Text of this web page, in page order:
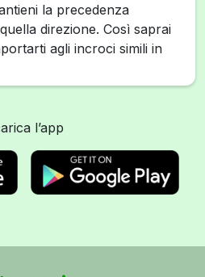
la precedenza
direzione. Così saprai
agli incroci simili in
l’app